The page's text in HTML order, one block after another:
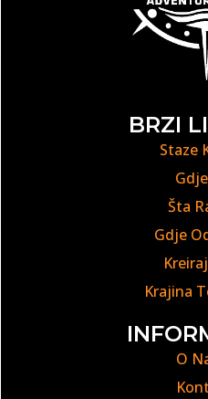
BRZI
Staze
Šta
Gdje
Krajina
O